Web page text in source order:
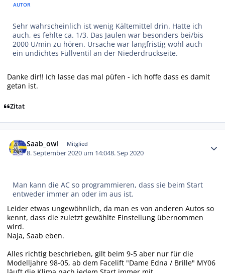
AUTOR
Sehr wahrscheinlich ist wenig Kältemittel drin. Hatte ich
auch, es fehlte ca. 1/3. Das Jaulen war besonders bei/bis
2000 U/min zu hören. Ursache war langfristig wohl auch
ein undichtes Füllventil an der Niederdruckseite.
Danke dir!! Ich lasse das mal püfen - ich hoffe dass es damit
getan ist.
Zitat
Saab_owl Mitglied
8. September 2020 um 14:048. Sep 2020
Man kann die AC so programmieren, dass sie beim Start
entweder immer an oder im aus ist.
Leider etwas ungewöhnlich, da man es von anderen Autos so
kennt, dass die zuletzt gewählte Einstellung übernommen
wird.
Naja, Saab eben.
Alles richtig beschrieben, gilt beim 9-5 aber nur für die
Modelljahre 98-05, ab dem Facelift "Dame Edna / Brille" MY06